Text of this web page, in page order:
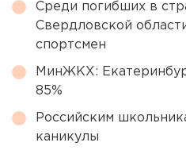
Среди погибших в
Свердловской
спортсмен
МинЖКХ:
85%
Российским
каникулы